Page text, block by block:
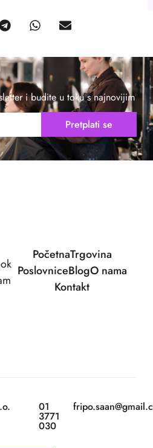
i budite u toku s najnovijim
Pretplati se
PočetnaTrgovina
PoslovniceBlogO nama
Kontakt
01
3771
030